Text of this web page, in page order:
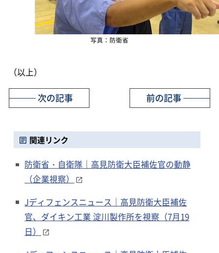
写真：防衛省
（以上）
前の記事
次の記事
関連リンク
防衛省・自衛隊｜高見防衛大臣補佐官の動静
（企業視察）
Jディフェンスニュース｜高見防衛大臣補佐
官、ダイキン工業 淀川製作所を視察（7月19
日）